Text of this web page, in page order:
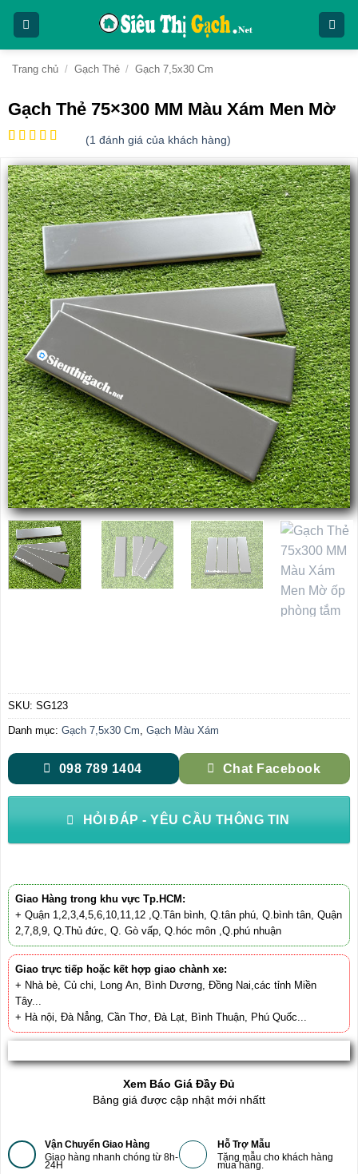
nội
dungTrang chủ / Gạch Thẻ / Gạch 7,5x30 Cm
Gạch Thẻ 75×300 MM Màu Xám Men Mờ
5trên 5
dựa trên
1
đánh giá
(1 đánh giá của khách hàng)
SKU: SG123
Danh mục: Gạch 7,5x30 Cm Gạch Màu Xám
098 789 1404 Chat Facebook
HỎI ĐÁP - YÊU CẦU THÔNG TIN
Giao Hàng trong khu vực Tp.HCM:
+ Quận 1,2,3,4,5,6,10,11,12 ,Q.Tân bình, Q.tân phú, Q.bình tân, Quận
2,7,8,9, Q.Thủ đức, Q. Gò vấp, Q.hóc môn ,Q.phú nhuận
Giao trực tiếp hoặc kết hợp giao chành xe:
+ Nhà bè, Củ chi, Long An, Bình Dương, Đồng Nai,các tỉnh Miền
Tây...
+ Hà nội, Đà Nẳng, Cần Thơ, Đà Lạt, Bình Thuận, Phú Quốc...
Xem Báo Giá Đầy Đủ
Bảng giá được cập nhật mới nhấtt
Vận Chuyển Giao Hàng
Giao hàng nhanh chóng từ 8h-
24H
Hỗ Trợ Mẫu
Tặng mẫu cho khách hàng
mua hàng.